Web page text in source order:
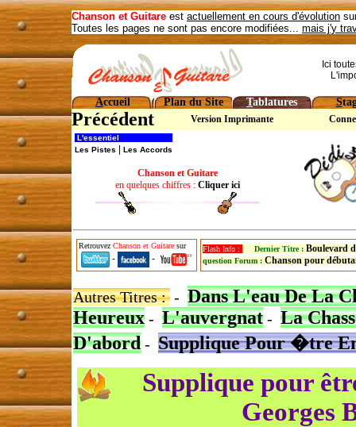
Chanson et Guitare est actuellement en cours d'évolution
Toutes les pages ne sont pas encore modifiées... mais j'y
Ici
Accueil Plan du Site Tablatures S
Précédent Version Imprimante
L'essentiel
Les Pistes
Les Accords
Chanson et Guitare
en quelques chiffres : Cliquer ici
Retrouvez Chanson et Guitare sur
- -
Flash Info : Dernier Titre : Boulevard
question Forum : Chanson pour
Autres Titres : - Dans L'eau De La
Heureux - L'auvergnat - La
D'abord - Supplique Pour �tre
Supplique pour
Georges